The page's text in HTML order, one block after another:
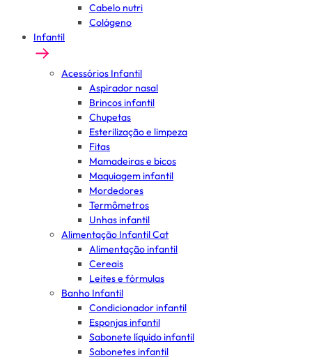
Cabelo nutri
Colágeno
Infantil
Acessórios Infantil
Aspirador nasal
Brincos infantil
Chupetas
Esterilização e limpeza
Fitas
Mamadeiras e bicos
Maquiagem infantil
Mordedores
Termômetros
Unhas infantil
Alimentação Infantil Cat
Alimentação infantil
Cereais
Leites e fórmulas
Banho Infantil
Condicionador infantil
Esponjas infantil
Sabonete líquido infantil
Sabonetes infantil